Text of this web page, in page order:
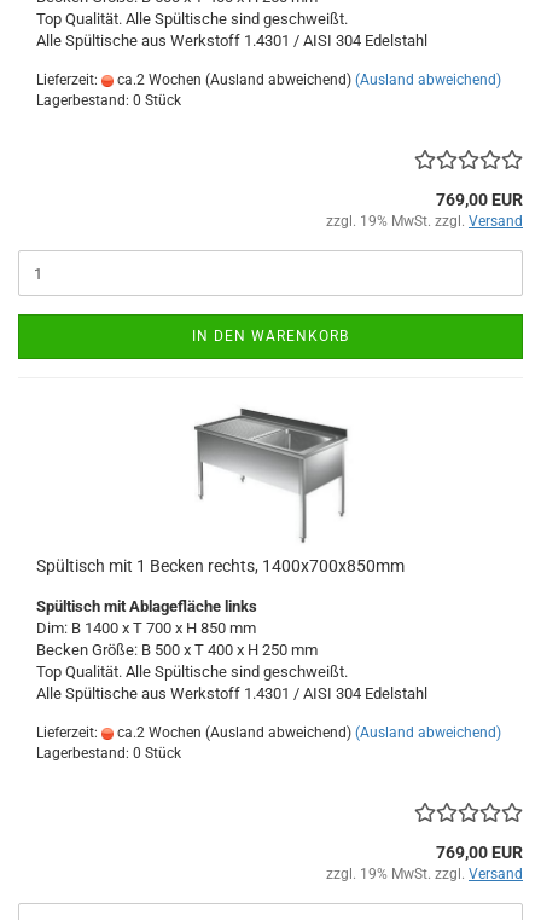
Top Qualität. Alle Spültische sind geschweißt.
Alle Spültische aus Werkstoff 1.4301 / AISI 304 Edelstahl
Lieferzeit: ca.2 Wochen (Ausland abweichend) (Ausland abweichend)
Lagerbestand: 0 Stück
769,00 EUR
zzgl. 19% MwSt. zzgl. Versand
IN DEN WARENKORB
Spültisch mit 1 Becken rechts, 1400x700x850mm
Spültisch mit Ablagefläche links
Dim: B 1400 x T 700 x H 850 mm
Becken Größe: B 500 x T 400 x H 250 mm
Top Qualität. Alle Spültische sind geschweißt.
Alle Spültische aus Werkstoff 1.4301 / AISI 304 Edelstahl
Lieferzeit: ca.2 Wochen (Ausland abweichend) (Ausland abweichend)
Lagerbestand: 0 Stück
769,00 EUR
zzgl. 19% MwSt. zzgl. Versand